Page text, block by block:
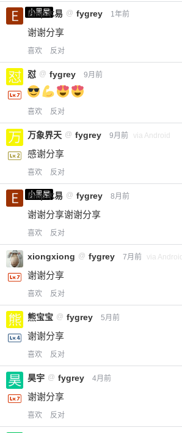
小黑屋
Emp木易 @ fygrey 1年前
谢谢分享
喜欢 反对
怼 @ fygrey 9月前
喜欢 反对
万象界天 @ fygrey 9月前 via Android
感谢分享
喜欢 反对
小黑屋
Emp木易 @ fygrey 8月前
谢谢分享谢谢分享
喜欢 反对
xiongxiong @ fygrey 7月前 via Android
谢谢分享
喜欢 反对
熊宝宝 @ fygrey 5月前
谢谢分享
喜欢 反对
昊宇 @ fygrey 4月前
谢谢分享
喜欢 反对